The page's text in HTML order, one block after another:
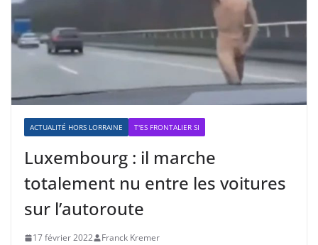
ACTUALITÉ HORS LORRAINE T'ES FRONTALIER SI
Luxembourg : il marche
totalement nu entre les voitures
sur l’autoroute
17 février 2022 Franck Kremer